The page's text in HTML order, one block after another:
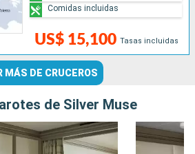
US$ 15,100 Tasas incluidas
Comidas incluidas
MÁS DE CRUCEROS
de Silver Muse